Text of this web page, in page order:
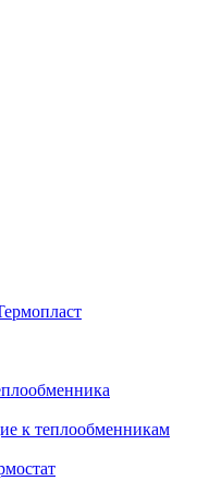
к теплообменникам